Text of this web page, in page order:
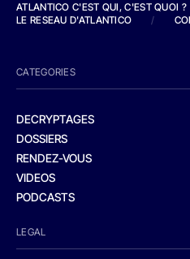
ATLANTICO C'EST QUI, C'EST QUOI ?
LE RESEAU D'ATLANTICO
/
CATEGORIES
DECRYPTAGES
DOSSIERS
RENDEZ-VOUS
VIDEOS
PODCASTS
LEGAL